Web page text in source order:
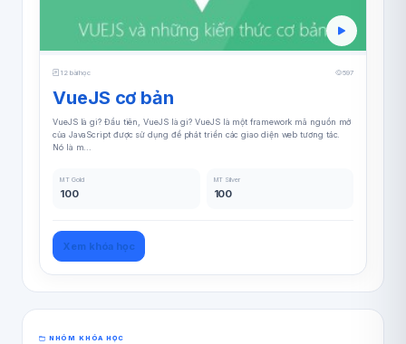
12 bài học 597
VueJS cơ bản
VueJS là gì? Đầu tiên, VueJS là gì? VueJS là một framework mã nguồn mở
của JavaScript được sử dụng để phát triển các giao diện web tương tác.
Nó là m...
MT Gold
100
MT Silver
100
Xem khóa học
NHÓM KHÓA HỌC